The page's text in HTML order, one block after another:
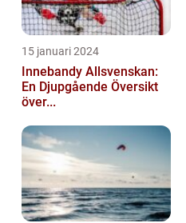
15 januari 2024
Innebandy Allsvenskan:
En Djupgående Översikt
över...